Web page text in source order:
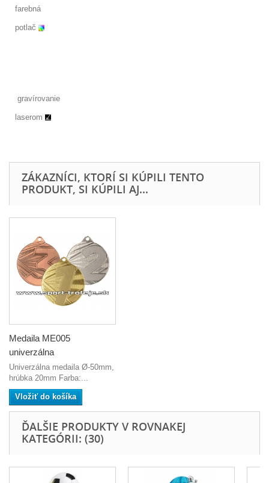
farebná
potlač
gravírovanie
laserom
ZÁKAZNÍCI, KTORÍ SI KÚPILI TENTO
PRODUKT, SI KÚPILI AJ...
Medaila ME005
univerzálna
Univerzálna medaila Ø-50mm,
hrúbka 20mm Farba:...
Vložiť do košíka
ĎALŠIE PRODUKTY V ROVNAKEJ
KATEGÓRII: (30)